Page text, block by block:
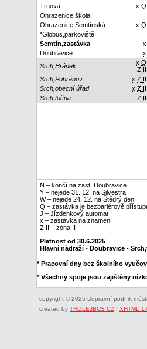
Trnová
x Q
Ohrazenice,škola
Ohrazenice,Semtínská
x Q
*Globus,parkoviště
Semtín,zastávka
x
Doubravice
x
Srch,Hrádek
x Q
Z.II
Srch,Pohránov
x Z.II
Srch,obecní úřad
x Z.II
Srch,točna
Z.II
N – končí na zast. Doubravice
Y – nejede 31. 12. na Silvestra
W – nejede 24. 12. na Štědrý den
Q – zastávka je bezbariérově
J – Jízdenkový automat
x – zastávka na znamení
Z.II – zóna II
Platnost od 30.6.2025
Hlavní nádraží - Doubravice -
* Pracovní dny bez školního
* Všechny spoje jsou zajištěny
copyright © 2025 Dopravní podnik
created by TROLEJBUS CZ | XHTML